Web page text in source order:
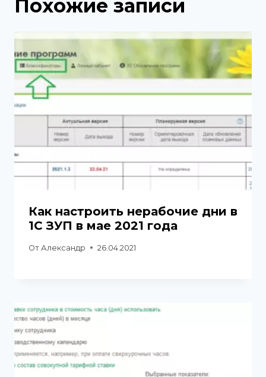
Похожие записи
Как настроить нерабочие дни в
1С ЗУП в мае 2021 года
От Александр 26.04.2021